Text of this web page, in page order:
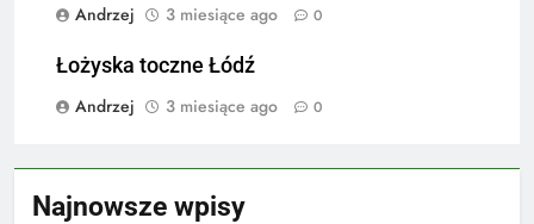
Andrzej
3 miesiące ago 0
Łożyska toczne Łódź
Andrzej
3 miesiące ago 0
Najnowsze wpisy